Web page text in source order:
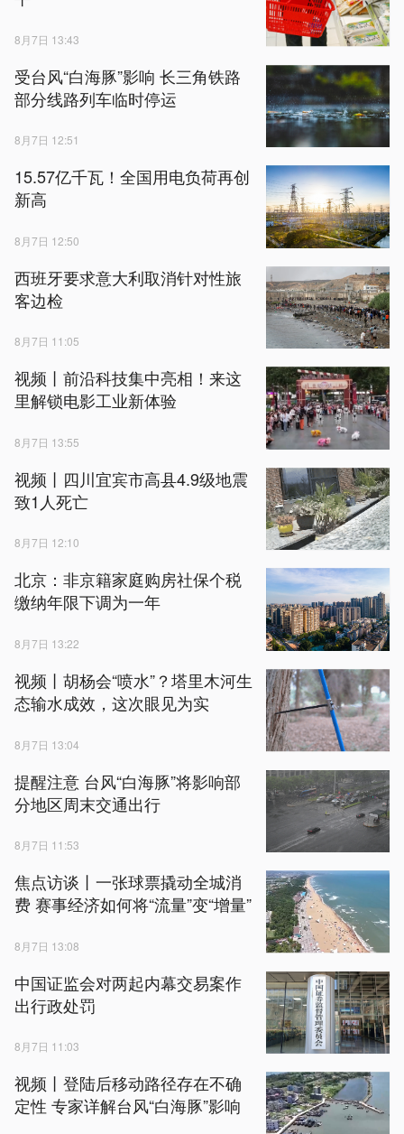
8月7日 13:43
受台风“白海豚”影响 长三角铁路
部分线路列车临时停运
8月7日 12:51
15.57亿千瓦！全国用电负荷再创
新高
8月7日 12:50
西班牙要求意大利取消针对性旅
客边检
8月7日 11:05
视频丨前沿科技集中亮相！来这
里解锁电影工业新体验
8月7日 13:55
视频丨四川宜宾市高县4.9级地震
致1人死亡
8月7日 12:10
北京：非京籍家庭购房社保个税
缴纳年限下调为一年
8月7日 13:22
视频丨胡杨会“喷水”？塔里木河生
态输水成效，这次眼见为实
8月7日 13:04
提醒注意 台风“白海豚”将影响部
分地区周末交通出行
8月7日 11:53
焦点访谈丨一张球票撬动全城消
费 赛事经济如何将“流量”变“增量”
8月7日 13:08
中国证监会对两起内幕交易案作
出行政处罚
8月7日 11:03
视频丨登陆后移动路径存在不确
定性 专家详解台风“白海豚”影响